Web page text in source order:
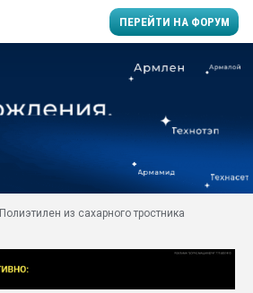
ПЕРЕЙТИ НА ФОРУМ
заводу пластмасс"
Помощь в подборе
Вакуум-формовочные
Полиэтилен из сахарного тростника